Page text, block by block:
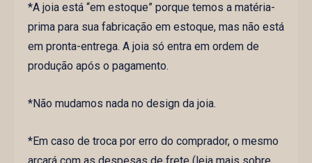
*A joia está “em estoque” porque temos a matéria-
prima para sua fabricação em estoque, mas não está
em pronta-entrega. A joia só entra em ordem de
produção após o pagamento.
*Não mudamos nada no design da joia.
*Em caso de troca por erro do comprador, o mesmo
arcará com as despesas de frete (leia mais sobre